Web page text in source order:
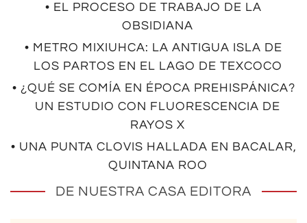
• EL PROCESO DE TRABAJO DE LA
OBSIDIANA
• METRO MIXIUHCA: LA ANTIGUA ISLA DE
LOS PARTOS EN EL LAGO DE TEXCOCO
• ¿QUÉ SE COMÍA EN ÉPOCA PREHISPÁNICA?
UN ESTUDIO CON FLUORESCENCIA DE
RAYOS X
• UNA PUNTA CLOVIS HALLADA EN BACALAR,
QUINTANA ROO
DE NUESTRA CASA EDITORA